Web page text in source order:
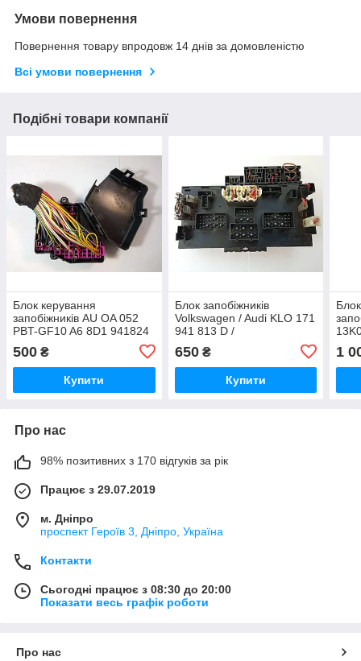
Умови повернення
Повернення товару впродовж 14 днів за домовленістю
Всі умови повернення
Подібні товари компанії
Блок керування
запобіжників AU OA 052
PBT-GF10 A6 8D1 941824
500 ₴
Купити
Блок запобіжників
Volkswagen / Audi KLO 171
941 813 D /
650₴
Купити
1
Про нас
98% позитивних з 170 відгуків за рік
Працює з 29.07.2019
м. Дніпро
проспект Героїв 3, Дніпро, Україна
Контакти
Сьогодні працює з 08:30 до 20:00
Показати весь графік роботи
Про нас